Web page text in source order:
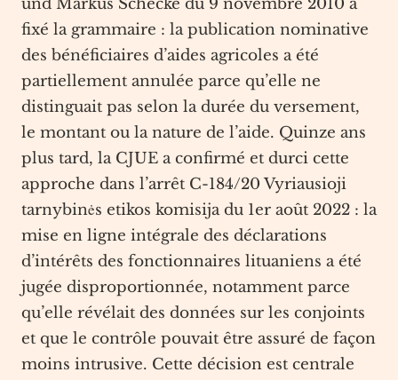
und Markus Schecke du 9 novembre 2010 a
fixé la grammaire : la publication nominative
des bénéficiaires d’aides agricoles a été
partiellement annulée parce qu’elle ne
distinguait pas selon la durée du versement,
le montant ou la nature de l’aide. Quinze ans
plus tard, la CJUE a confirmé et durci cette
approche dans l’arrêt C-184/20 Vyriausioji
tarnybinės etikos komisija du 1er août 2022 : la
mise en ligne intégrale des déclarations
d’intérêts des fonctionnaires lituaniens a été
jugée disproportionnée, notamment parce
qu’elle révélait des données sur les conjoints
et que le contrôle pouvait être assuré de façon
moins intrusive. Cette décision est centrale